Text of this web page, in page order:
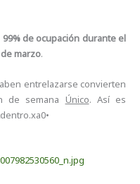
de ocupación durante el
marzo.
entrelazarse convierten
semana Único. Así es